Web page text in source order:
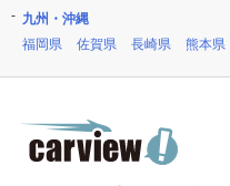
九州・沖縄
福岡県
佐賀県 長崎県 熊本県